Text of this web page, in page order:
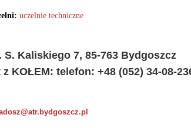
uczelnie techniczne
S. Kaliskiego 7, 85-763 Bydgoszcz
KOŁEM: telefon: +48 (052) 34-08-